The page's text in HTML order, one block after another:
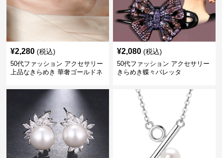
¥2,280 (税込)
50代ファッション アクセサリー
上品なきらめき 華奢ゴールドネ
¥2,080 (税込)
50代ファッション アクセサリー
きらめき蝶々バレッタ